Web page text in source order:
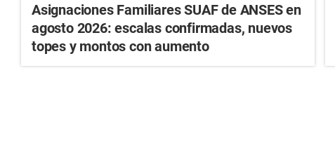
Asignaciones Familiares SUAF de ANSES en
agosto 2026: escalas confirmadas, nuevos
topes y montos con aumento